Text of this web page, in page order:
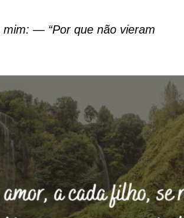
mim: — “Por que não vieram